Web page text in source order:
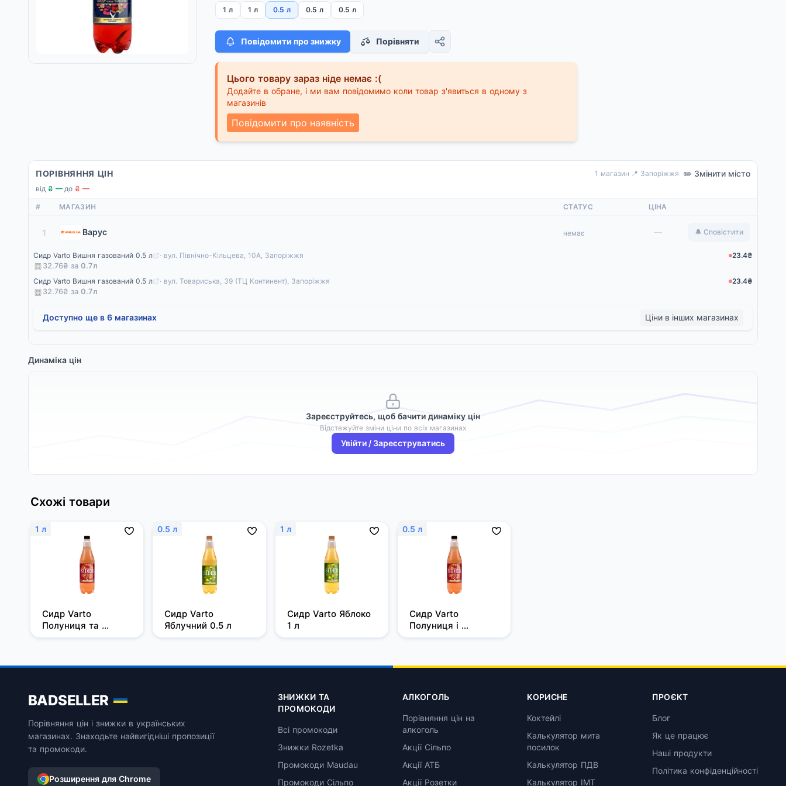
1 л 1 л 0.5 л 0.5 л 0.5 л
Повідомити про знижку Порівняти
Цього товару зараз ніде немає :(
Додайте в обране, і ми вам повідомимо коли товар з'явиться в одному з
магазинів
Повідомити про наявність
ПОРІВНЯННЯ ЦІН 1 магазин· 📍 Запоріжжя ✏️ Змінити місто
від ₴ —·до ₴ —
# МАГАЗИН СТАТУС ЦІНА
1 Варус немає — 🔔 Сповістити
Сидр Varto Вишня газований 0.5 л · вул. Північно-Кільцева, 10А, Запоріжжя
23.4₴
32.76₴ за 0.7л
Сидр Varto Вишня газований 0.5 л
· вул. Товариська, 39 (ТЦ Континент), Запоріжжя
23.4₴
32.76₴ за 0.7л
Доступно ще в 6 магазинах Ціни в інших магазинах
Динаміка цін
Зареєструйтесь, щоб бачити динаміку цін
Відстежуйте зміни ціни по всіх магазинах
Увійти / Зареєструватись
Схожі товари
1 л
Сидр Varto
Полуниця та
виноград 1 л
0.5 л
Сидр Varto
Яблучний 0.5 л
1 л
Сидр Varto Яблоко
1 л
0.5 л
Сидр Varto
Полуниця і
виноград 0.5 л
BADSELLER
Порівняння цін і знижки в українських
магазинах. Знаходьте найвигідніші пропозиції
та промокоди.
Розширення для Chrome
ЗНИЖКИ ТА
ПРОМОКОДИ
Всі промокоди
Знижки Rozetka
Промокоди Maudau
Промокоди Сільпо
АЛКОГОЛЬ
Порівняння цін на
алкоголь
Акції Сільпо
Акції АТБ
Акції Розетки
КОРИСНЕ
Коктейлі
Калькулятор мита
посилок
Калькулятор ПДВ
Калькулятор ІМТ
ПРОЄКТ
Блог
Як це працює
Наші продукти
Політика конфіденційності